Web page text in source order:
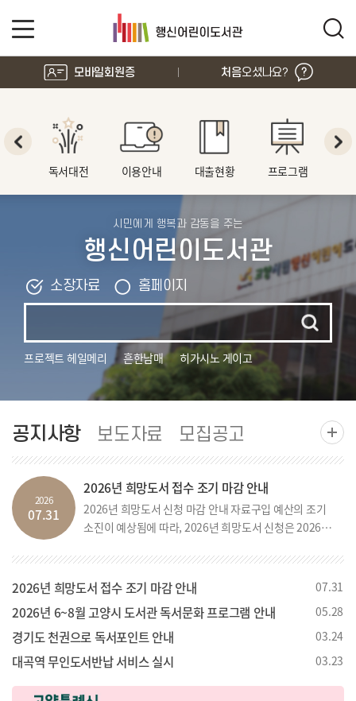
모바일회원증 처음오셨나요?
독서대전 이용안내 대출현황 프로그램
시민에게 행복과 감동을 주는
행신어린이도서관
소장자료 홈페이지
프로젝트 헤일메리 흔한남매
히가시노 게이고
안녕이라 그랬어
오디세이아 투명한 나선 혼모노
모순
싯다르타
공지사항 보도자료 모집공고
2026
07.31
2026년 희망도서 접수 조기 마감 안내
2026년 희망도서 신청 마감 안내 자료구입 예산의 조기
소진이 예상됨에 따라, 2026년 희망도서 신청은 2026.
2026. 8. 14.(금) 신청분까지 ■ 종료 사유 2026년 도서
관 자료구입 예산 조기 소진 예상 2026년 8월 14일 금요
예산 범위 내에서 순차적으로 검토·처리할 예정입니다.
다만, 도서관별 예산상황, 신청 순서, 자료선정 기준 등에
따라 일부 도서는 구입이 어려울 수 있습니다. 신청 종료
이후에는 한정된 자료구입 예산으로 연말까지 자료서비
스 공백을 최소화할 수 있도록, 대출 수요와 장서 구성, 자
2026년 희망도서 접수 조기 마감 안내 07.31
2026년 6~8월 고양시 도서관 독서문화 프로그램 안내 05.28
경기도 천권으로 독서포인트 안내 03.24
대곡역 무인도서반납 서비스 실시 03.23